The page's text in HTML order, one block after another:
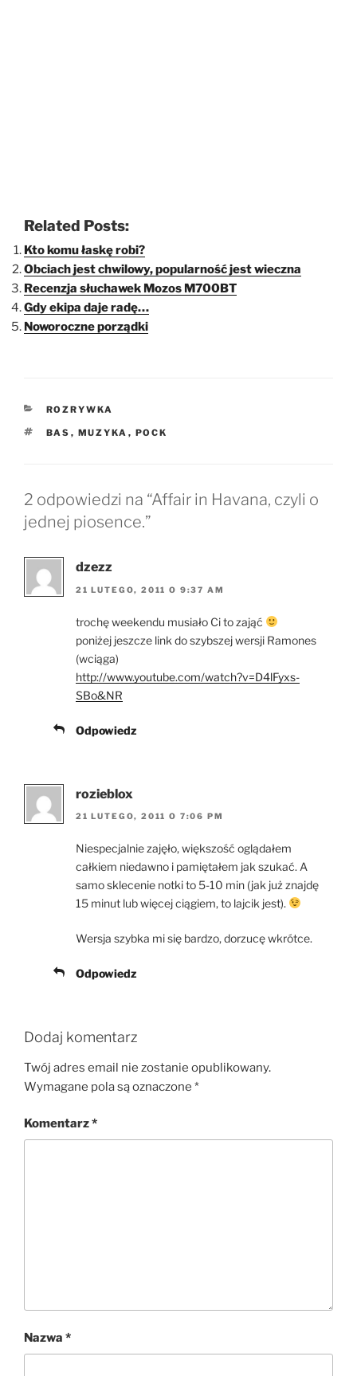
Related Posts:
Kto komu łaskę robi?
Obciach jest chwilowy, popularność jest wieczna
Recenzja słuchawek Mozos M700BT
Gdy ekipa daje radę…
Noworoczne porządki
KATEGORIE
ROZRYWKA
TAGI
BAS , MUZYKA , POCK
2 odpowiedzi na “Affair in Havana, czyli o
jednej piosence.”
dzezz
21 LUTEGO, 2011 O 9:37 AM
trochę weekendu musiało Ci to zająć
poniżej jeszcze link do szybszej wersji Ramones
(wciąga)
http://www.youtube.com/watch?v=D4lFyxs-
SBo&NR
Odpowiedz
rozieblox
21 LUTEGO, 2011 O 7:06 PM
Niespecjalnie zajęło, większość oglądałem
całkiem niedawno i pamiętałem jak szukać. A
samo sklecenie notki to 5-10 min (jak już znajdę
15 minut lub więcej ciągiem, to lajcik jest).
Wersja szybka mi się bardzo, dorzucę wkrótce.
Odpowiedz
Dodaj komentarz
Twój adres email nie zostanie opublikowany.
Wymagane pola są oznaczone *
Komentarz*
Nazwa *